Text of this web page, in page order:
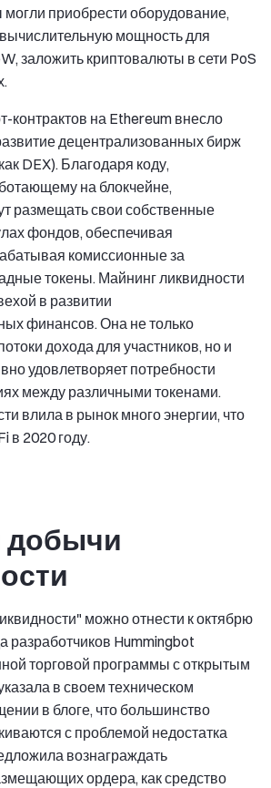
приобрести оборудование,
мощность для
заложить криптовалюты в сети PoS
контрактов на Ethereum внесло
децентрализованных бирж
DEX). Благодаря коду,
на блокчейне,
размещать свои собственные
фондов, обеспечивая
комиссионные за
токены. Майнинг ликвидности
в развитии
финансов. Она не только
дохода для участников, но и
удовлетворяет потребности
между различными токенами.
влила в рынок много энергии, что
в 2020 году.
добычи
можно отнести к октябрю
разработчиков Hummingbot
торговой программы с открытым
в своем техническом
в блоге, что большинство
с проблемой недостатка
вознаграждать
ордера, как средство